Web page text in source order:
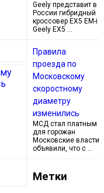
Geely представит в
России гибридный
кроссовер EX5 EM-i
Geely EX5 …
Правила
проезда по
Московскому
скоростному
диаметру
изменились
МСД стал платным
для горожан
Московские власти
объявили, что с …
Метки